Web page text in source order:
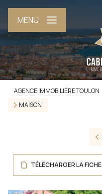
MENU
AGENCE IMMOBILIÈRE TOULON
MAISON
TÉLÉCHARGER LA FICHE